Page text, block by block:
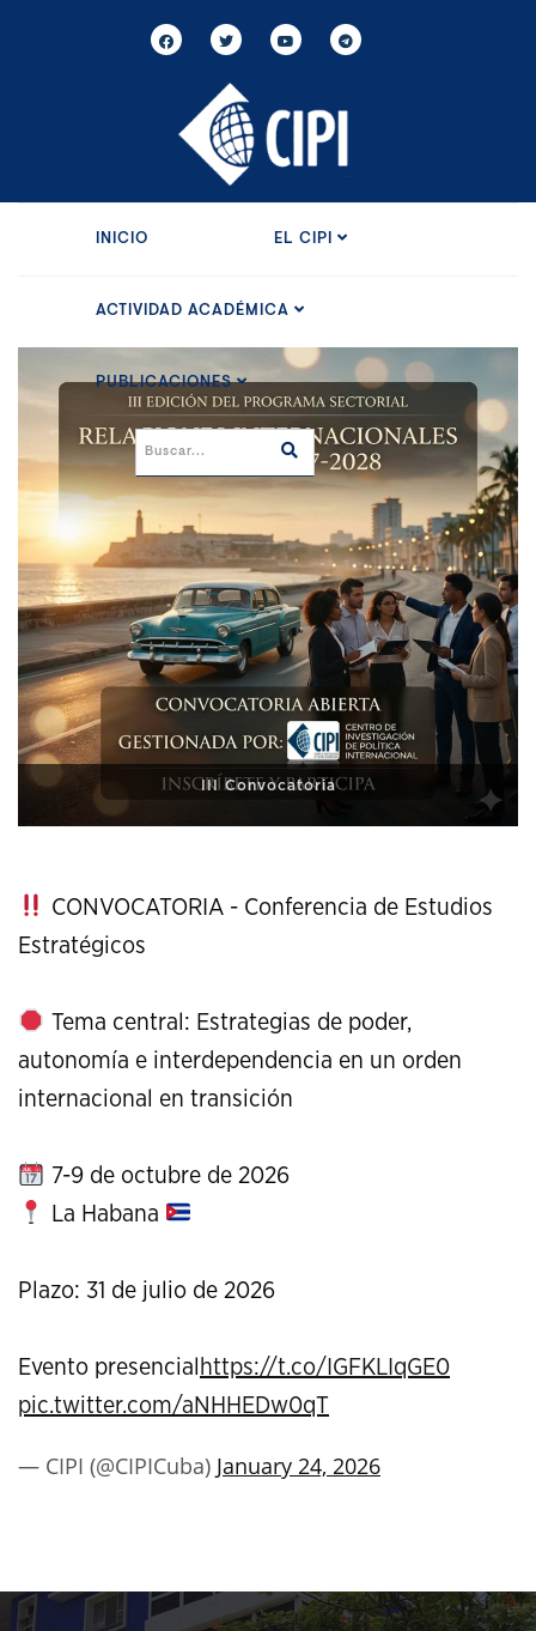
INICIO EL CIPI
ACTIVIDAD ACADÉMICA
PUBLICACIONES
XI Conference on Strategic Studies
CONVOCATORIA - Conferencia de Estudios
Estratégicos
Tema central: Estrategias de poder,
autonomía e interdependencia en un orden
internacional en transición
7-9 de octubre de 2026
La Habana
Plazo: 31 de julio de 2026
Evento presencial https://t.co/IGFKLIqGE0
pic.twitter.com/aNHHEDw0qT
— CIPI (@CIPICuba) January 24, 2026